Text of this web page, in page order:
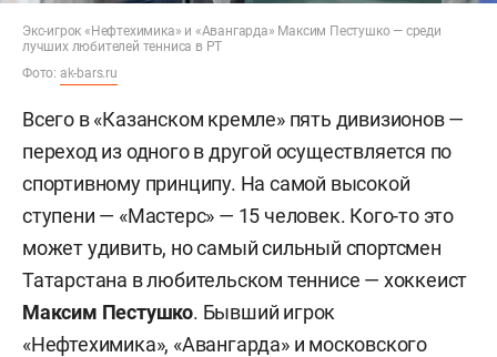
Экс-игрок «Нефтехимика» и «Авангарда» Максим Пестушко — среди
лучших любителей тенниса в РТ
Фото: ak-bars.ru
Всего в «Казанском кремле» пять дивизионов —
переход из одного в другой осуществляется по
спортивному принципу. На самой высокой
ступени — «Мастерс» — 15 человек. Кого-то это
может удивить, но самый сильный спортсмен
Татарстана в любительском теннисе — хоккеист
Максим Пестушко. Бывший игрок
«Нефтехимика», «Авангарда» и московского